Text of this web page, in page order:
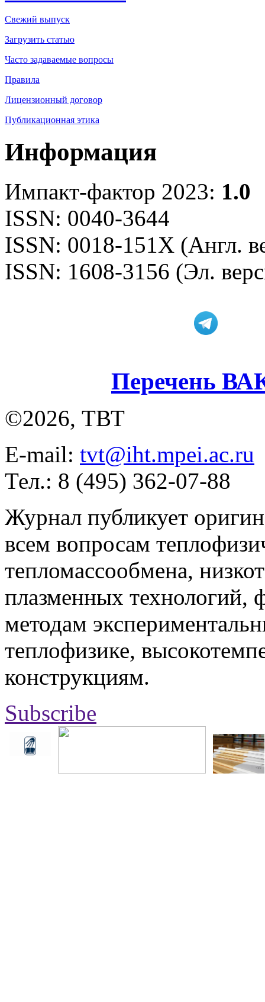
Свежий выпуск
Загрузить статью
Часто задаваемые вопросы
Правила
Лицензионный договор
Публикационная этика
Информация
Импакт-фактор 2023: 1.0
ISSN: 0040-3644
ISSN: 0018-151X (Англ.
ISSN: 1608-3156 (Эл.
Перечень
©2026, ТВТ
E-mail: tvt@iht.mpei.ac.ru
Тел.: 8 (495) 362-07-88
Журнал публикует
всем вопросам
тепломассообмена,
плазменных технологий,
методам
теплофизике,
конструкциям.
Subscribe